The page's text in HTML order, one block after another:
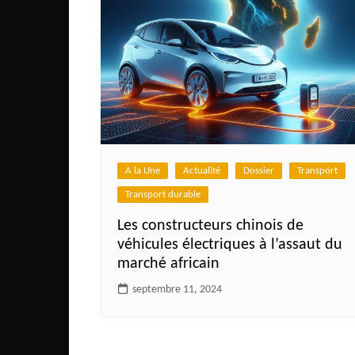
Mali
Malawi Fr
Maroc
Mauritanie
Mozambique
Namibie
Nigeria
Ouganda
Rwanda
A la Une Actualité Dossier Transport
Transport durable
Les constructeurs chinois de
véhicules électriques à l’assaut du
marché africain
septembre 11, 2024